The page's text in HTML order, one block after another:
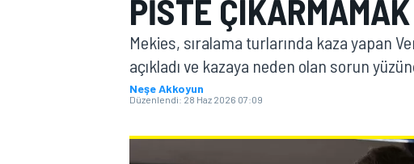
MOTOGP
PISTE
Mekies, sıralama turlarında kaza yapan
açıkladı ve kazaya neden olan sorun
Neşe Akkoyun
Düzenlendi: 28 Haz 2026 07:09